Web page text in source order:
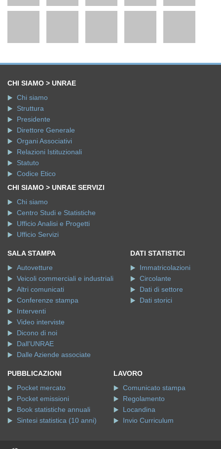
CHI SIAMO > UNRAE
Chi siamo
Struttura
Presidente
Direttore Generale
Organi Associativi
Relazioni Istituzionali
Statuto
Codice Etico
CHI SIAMO > UNRAE SERVIZI
Chi siamo
Centro Studi e Statistiche
Ufficio Analisi e Progetti
Ufficio Servizi
SALA STAMPA
Autovetture
Veicoli commerciali e industriali
Altri comunicati
Conferenze stampa
Interventi
Video interviste
Dicono di noi
Dall'UNRAE
Dalle Aziende associate
DATI STATISTICI
Immatricolazioni
Circolante
Dati di settore
Dati storici
PUBBLICAZIONI
Pocket mercato
Pocket emissioni
Book statistiche annuali
Sintesi statistica (10 anni)
LAVORO
Comunicato stampa
Regolamento
Locandina
Invio Curriculum